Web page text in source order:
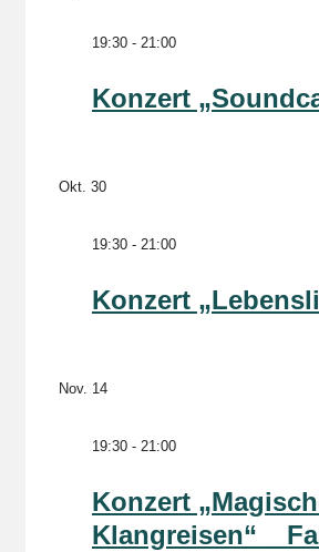
19:30 - 21:00
Konzert
Okt. 30
19:30 - 21:00
Konzert
Nov. 14
19:30 - 21:00
Konzert
Klangreisen“ _